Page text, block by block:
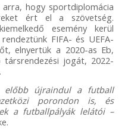
hogy sportdiplomácia
ért el a szövetség.
esemény kerül
FIFA- és UEFA-
elnyertük a 2020-as Eb,
társrendezési jogát, 2022-
előbb újraindul a futball
porondon is, és
a futballpályák lelátói –